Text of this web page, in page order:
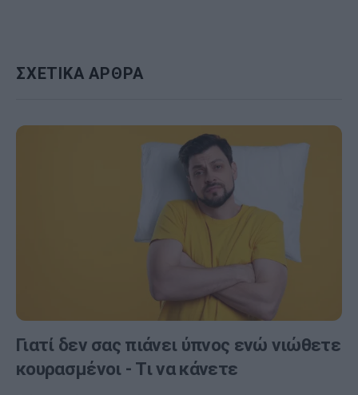
ΣΧΕΤΙΚΑ ΑΡΘΡΑ
Γιατί δεν σας πιάνει ύπνος ενώ νιώθετε
κουρασμένοι - Τι να κάνετε